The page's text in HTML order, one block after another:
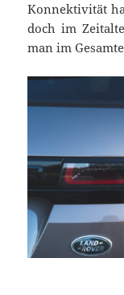
Konnektivität
doch im
man im